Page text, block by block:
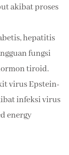
akibat proses
hepatitis
fungsi
tiroid.
virus Epstein-
infeksi virus
energy